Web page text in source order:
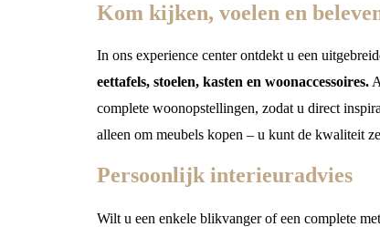
Kom kijken, voelen en
In ons experience center ontdekt u een
eettafels, stoelen, kasten en woonaccessoires.
complete woonopstellingen, zodat u direct
alleen om meubels kopen – u kunt de kwaliteit
Persoonlijk interieuradvies
Wilt u een enkele blikvanger of een complete